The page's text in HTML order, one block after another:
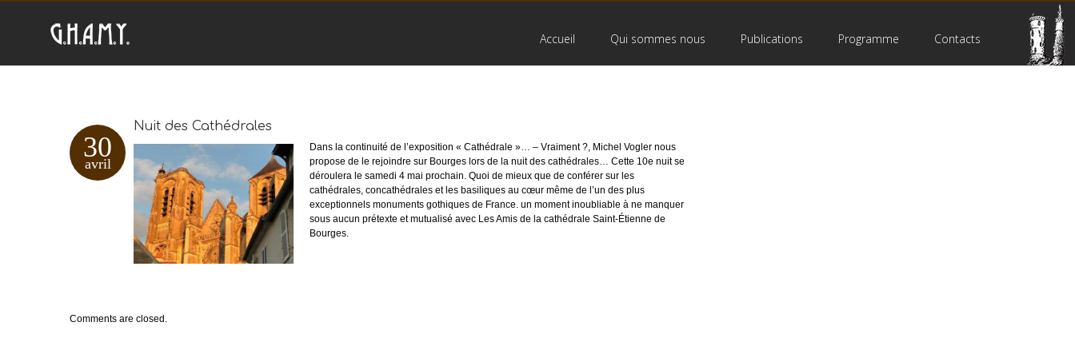
Accueil Qui sommes nous Publications Programme Contacts
30
avril
Nuit des Cathédrales
Dans la continuité de l’exposition « Cathédrale »… – Vraiment ?, Michel Vogler nous
propose de le rejoindre sur Bourges lors de la nuit des cathédrales… Cette 10e nuit se
déroulera le samedi 4 mai prochain. Quoi de mieux que de conférer sur les
cathédrales, concathédrales et les basiliques au cœur même de l’un des plus
exceptionnels monuments gothiques de France. un moment inoubliable à ne manquer
sous aucun prétexte et mutualisé avec Les Amis de la cathédrale Saint-Étienne de
Bourges.
Comments are closed.